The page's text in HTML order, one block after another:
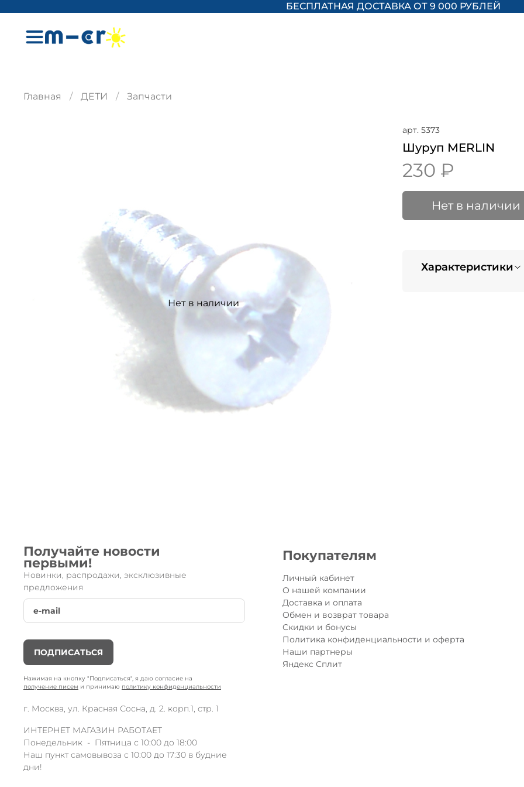
БЕСПЛАТНАЯ ДОСТАВКА ОТ 9 000 РУБЛЕЙ
Главная ДЕТИ Запчасти
Нет в наличии
арт. 5373
Шуруп MERLIN
230 ₽
Нет в наличии
Характеристики
Получайте новости
первыми!
Новинки, распродажи, эксклюзивные
предложения
ПОДПИСАТЬСЯ
Нажимая на кнопку "Подписаться", я даю согласие на
получение писем и принимаю политику конфиденциальности
г. Москва, ул. Красная Сосна, д. 2. корп.1, стр. 1
ИНТЕРНЕТ МАГАЗИН РАБОТАЕТ
Понедельник - Пятница с 10:00 до 18:00
Наш пункт самовывоза с 10:00 до 17:30 в будние
дни!
Покупателям
Личный кабинет
О нашей компании
Доставка и оплата
Обмен и возврат товара
Скидки и бонусы
Политика конфиденциальности и оферта
Наши партнеры
Яндекс Сплит